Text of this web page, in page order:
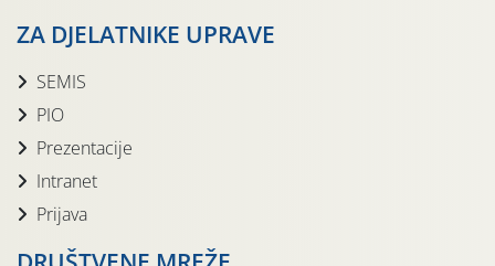
ZA DJELATNIKE UPRAVE
SEMIS
PIO
Prezentacije
Intranet
Prijava